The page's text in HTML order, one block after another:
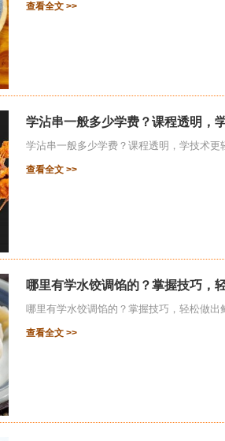
查看全文 >>
学沾串一般多少学费？课程透明，
学沾串一般多少学费？课程透明，学技术更
查看全文 >>
哪里有学水饺调馅的？掌握技巧，
哪里有学水饺调馅的？掌握技巧，轻松做出
查看全文 >>